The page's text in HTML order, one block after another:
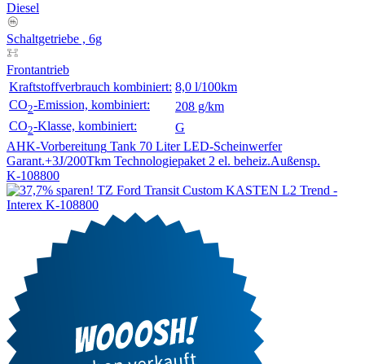
Diesel
Schaltgetriebe , 6g
Frontantrieb
Kraftstoffverbrauch kombiniert: 8,0 l/100km
CO2-Emission, kombiniert:
208 g/km
CO2-Klasse, kombiniert:
G
AHK-Vorbereitung Tank 70 Liter LED-Scheinwerfer
Garant.+3J/200Tkm Technologiepaket 2 el. beheiz.Außensp.
K-108800